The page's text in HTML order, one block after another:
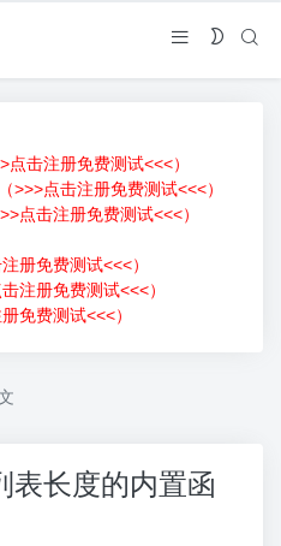
击注册免费测试<<<）
>>>点击注册免费测试<<<）
点击注册免费测试<<<）
册免费测试<<<）
注册免费测试<<<）
免费测试<<<）
表长度的内置函